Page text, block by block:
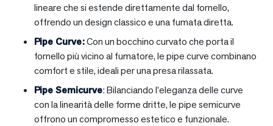
lineare che si estende direttamente dal fornello,
offrendo un design classico e una fumata diretta.
Pipe Curve:Con un bocchino curvato che porta il
fornello più vicino al fumatore, le pipe curve combinano
comfort e stile, ideali per una presa rilassata.
Pipe Semicurve: Bilanciando l’eleganza delle curve
con la linearità delle forme dritte, le pipe semicurve
offrono un compromesso estetico e funzionale.